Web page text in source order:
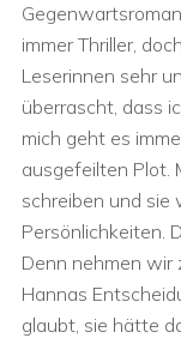
immer Thriller,
Leserinnen sehr
überrascht, dass
mich geht es
ausgefeilten Plot.
schreiben und sie
Persönlichkeiten.
Denn nehmen wir
Hannas
glaubt, sie hätte